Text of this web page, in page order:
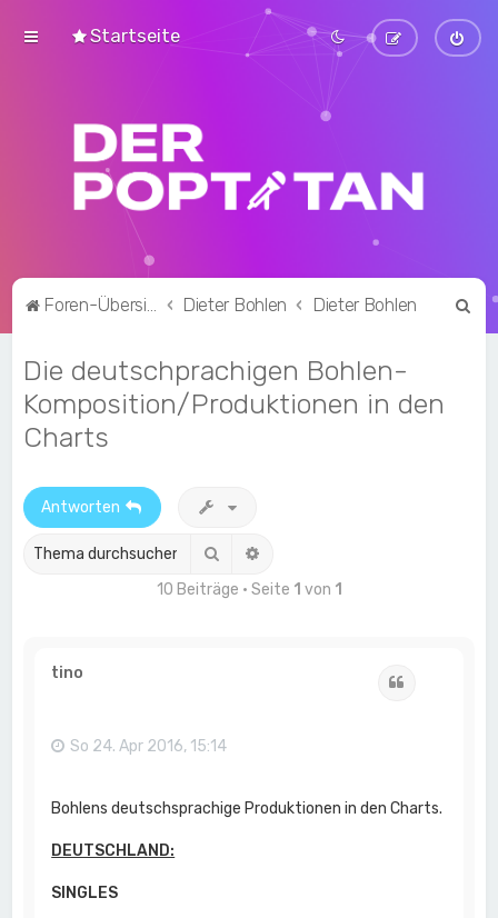
Startseite
Foren-Übersicht Dieter Bohlen Dieter Bohlen
Die deutschprachigen Bohlen-
Komposition/Produktionen in den
Charts
Antworten
Suche
10 Beiträge • Seite 1 von 1
tino
So 24. Apr 2016, 15:14
Bohlens deutschsprachige Produktionen in den Charts.
DEUTSCHLAND:
SINGLES